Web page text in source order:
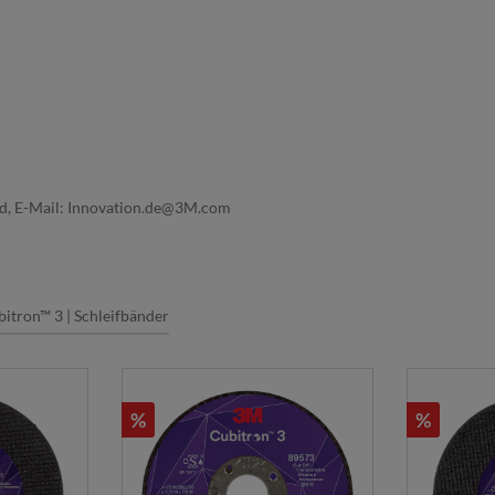
E-Mail: Innovation.de@3M.com
3 | Schleifbänder
% %